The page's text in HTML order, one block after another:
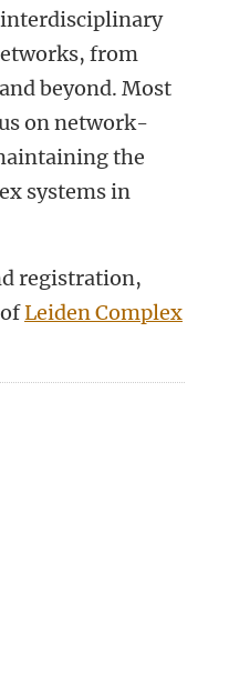
interdisciplinary
from
beyond. Most
on network-
the
systems in
registration,
Leiden Complex